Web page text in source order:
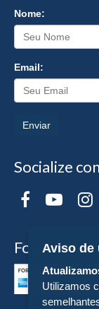
Nome:
Email:
Enviar
Socialize
Formas de
Aviso de
Utilizamos